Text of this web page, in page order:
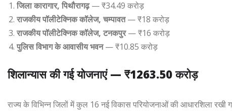
जिला कारागार, पिथौरागढ़— ₹34.49 करोड़
राजकीय पॉलीटेक्निक कॉलेज, चम्पावत— ₹18 करोड़
राजकीय पॉलीटेक्निक कॉलेज, टनकपुर— ₹16 करोड़
पुलिस विभाग के आवासीय भवन— ₹10.85 करोड़
शिलान्यास की गई योजनाएं — ₹1263.50 करोड़
राज्य के विभिन्न जिलों में कुल 16 नई विकास परियोजनाओं की आधारशिला रखी